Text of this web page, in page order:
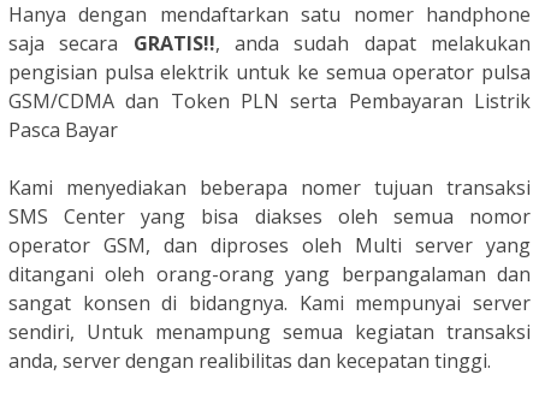
Hanya dengan mendaftarkan satu nomer handphone
saja secara GRATIS!!, anda sudah dapat melakukan
pengisian pulsa elektrik untuk ke semua operator pulsa
GSM/CDMA dan Token PLN serta Pembayaran Listrik
Pasca Bayar
Kami menyediakan beberapa nomer tujuan transaksi
SMS Center yang bisa diakses oleh semua nomor
operator GSM, dan diproses oleh Multi server yang
ditangani oleh orang-orang yang berpangalaman dan
sangat konsen di bidangnya. Kami mempunyai server
sendiri, Untuk menampung semua kegiatan transaksi
anda, server dengan realibilitas dan kecepatan tinggi.